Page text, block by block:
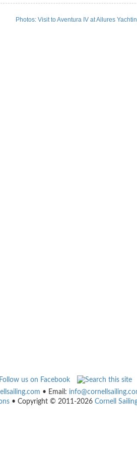
Photos: Visit to Aventura IV at Allures
• Email:
• Copyright © 2011-2026 Cornell